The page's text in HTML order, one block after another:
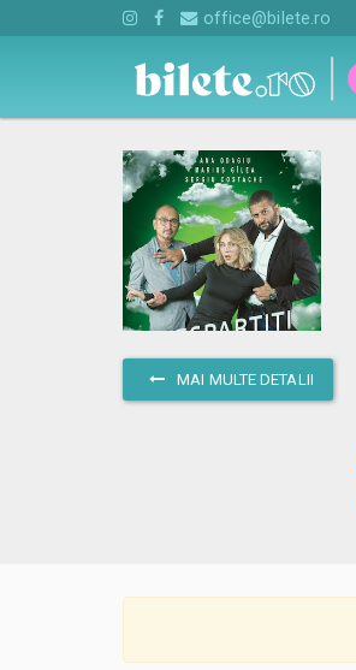
office@bilete.ro
MAI MULTE DETALII